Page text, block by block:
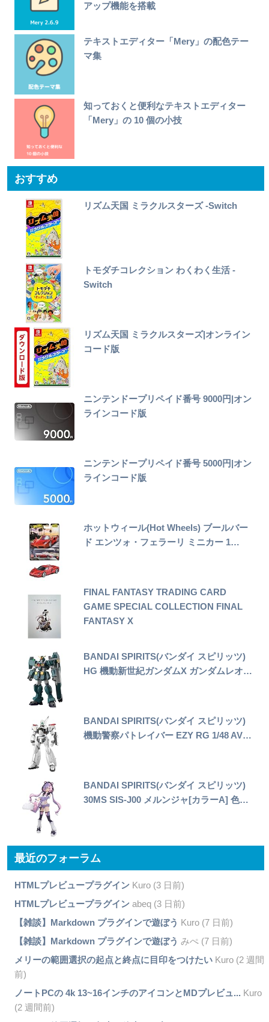
アップ機能を搭載
テキストエディター「Mery」の配色テー
マ集
知っておくと便利なテキストエディター
「Mery」の 10 個の小技
おすすめ
リズム天国 ミラクルスターズ -Switch
トモダチコレクション わくわく生活 -
Switch
リズム天国 ミラクルスターズ|オンライン
コード版
ニンテンドープリペイド番号 9000円|オン
ラインコード版
ニンテンドープリペイド番号 5000円|オン
ラインコード版
ホットウィール(Hot Wheels) ブールバー
ド エンツォ・フェラーリ ミニカー 1…
FINAL FANTASY TRADING CARD
GAME SPECIAL COLLECTION FINAL
FANTASY X
BANDAI SPIRITS(バンダイ スピリッツ)
HG 機動新世紀ガンダムX ガンダムレオ…
BANDAI SPIRITS(バンダイ スピリッツ)
機動警察パトレイバー EZY RG 1/48 AV…
BANDAI SPIRITS(バンダイ スピリッツ)
30MS SIS-J00 メルンジャ[カラーA] 色…
最近のフォーラム
HTMLプレビュープラグインKuro (3 日前)
HTMLプレビュープラグインabeq (3 日前)
【雑談】Markdown プラグインで遊ぼう Kuro (7 日前)
【雑談】Markdown プラグインで遊ぼう みぺ (7 日前)
メリーの範囲選択の起点と終点に目印をつけたいKuro (2 週間
前)
ノートPCの 4k 13~16インチのアイコンとMDプレビュ... Kuro
(2 週間前)